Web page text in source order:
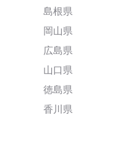
島根県
岡山県
広島県
山口県
徳島県
香川県